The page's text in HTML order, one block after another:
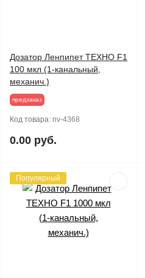
Дозатор Ленпипет ТЕХНО F1
100 мкл (1-канальный,
механич.)
предзаказ
Код товара: nv-4368
0.00 руб.
Популярный